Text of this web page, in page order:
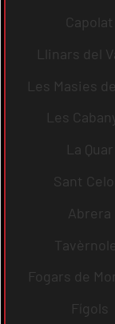
Capolat
Llinars del
Les Masies
Les
La Quar
Sant
Abrera
Fogars de
Fígols